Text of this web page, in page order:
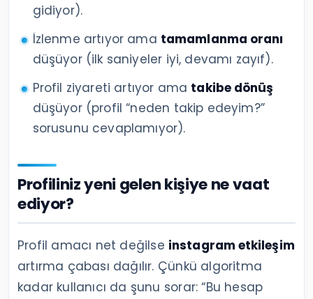
gidiyor).
İzlenme artıyor ama tamamlanma oranı
düşüyor (ilk saniyeler iyi, devamı zayıf).
Profil ziyareti artıyor ama takibe dönüş
düşüyor (profil “neden takip edeyim?”
sorusunu cevaplamıyor).
Profiliniz yeni gelen kişiye ne vaat
ediyor?
Profil amacı net değilse instagram etkileşim
artırma çabası dağılır. Çünkü algoritma
kadar kullanıcı da şunu sorar: “Bu hesap